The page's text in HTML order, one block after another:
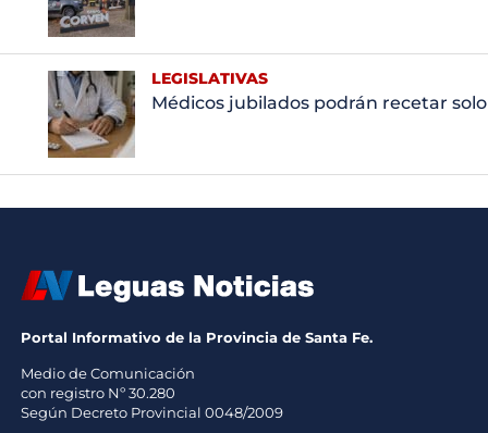
LEGISLATIVAS
Médicos jubilados podrán recetar
Portal Informativo de la Provincia de Santa Fe.
Medio de Comunicación
con registro Nº 30.280
Según Decreto Provincial 0048/2009